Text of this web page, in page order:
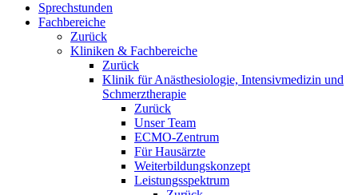
Sprechstunden
Fachbereiche
Zurück
Kliniken & Fachbereiche
Zurück
Klinik für Anästhesiologie, Intensivmedizin und
Schmerztherapie
Zurück
Unser Team
ECMO-Zentrum
Für Hausärzte
Weiterbildungskonzept
Leistungsspektrum